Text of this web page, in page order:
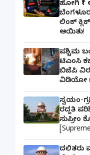
ಹೋಗಿ ₹1
ಲಿಂಕ್
ಆಯಿತು!
ಪಶ್ಚಿಮ
ಟಿಎಂಸಿ
ಬಿಜೆಪಿ
ವಿಡಿಯೋ
ಸ್ವಯಂ-
ರದ್ದತಿ
ಸುಪ್ರೀಂ
ದಲಿತರು